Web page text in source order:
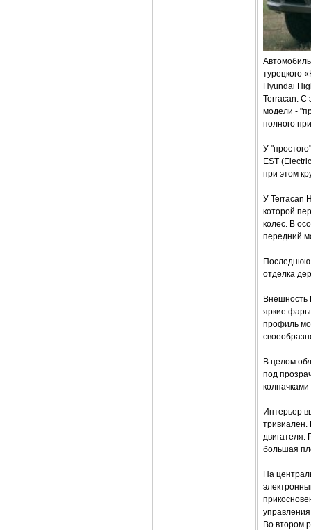
турецкого
Hyundai
Terracan. С
модели -
полного
У
EST
при этом
У Terracan
которой
колес. В
передний
Последнюю
отделка
Внешность
яркие
профиль
В целом
под
Интерьер
тривиален.
двигателя.
большая
На
Во втором